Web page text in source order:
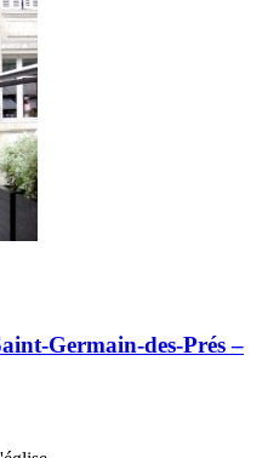
Germain-des-Prés –